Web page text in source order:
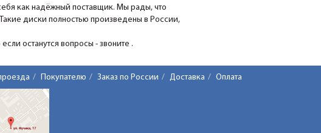
как надёжный поставщик. Мы рады, что
диски полностью произведены в России,
останутся вопросы - звоните .
Покупателю Заказ по России Доставка Оплата